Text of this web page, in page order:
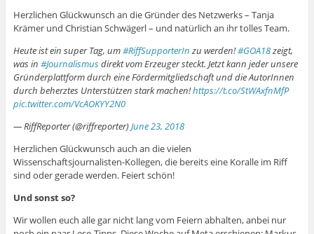
Herzlichen Glückwunsch an die Gründer des Netzwerks – Tanja
Krämer und Christian Schwägerl – und natürlich an ihr tolles Team.
Heute ist ein super Tag, um#RiffSupporterIn zu werden!#GOA18zeigt,
was in #Journalismusdirekt vom Erzeuger steckt. Jetzt kann jeder unsere
Gründerplattform durch eine Fördermitgliedschaft und die AutorInnen
durch beherztes Unterstützen stark machen!https://t.co/StWAxfnMfP
pic.twitter.com/VcAOKYY2N0
— RiffReporter (@riffreporter)June 23, 2018
Herzlichen Glückwunsch auch an die vielen
Wissenschaftsjournalisten-Kollegen, die bereits eine Koralle im Riff
sind oder gerade werden. Feiert schön!
Und sonst so?
Wir wollen euch alle gar nicht lang vom Feiern abhalten, anbei nur